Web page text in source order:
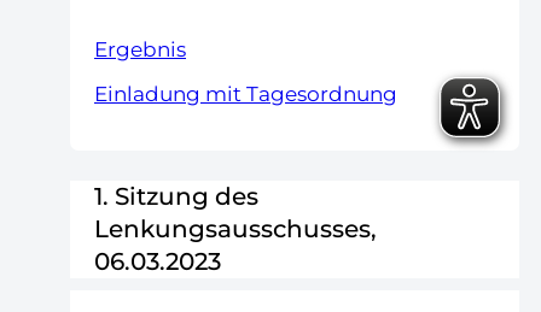
Ergebnis
Einladung mit Tagesordnung
1. Sitzung des
Lenkungsausschusses,
06.03.2023